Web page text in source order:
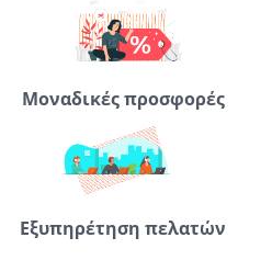
Μοναδικές προσφορές
Εξυπηρέτηση πελατών